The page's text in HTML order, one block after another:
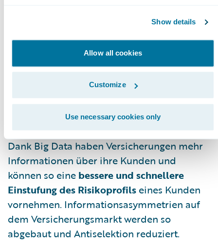
Show details
Allow all cookies
Customize
Use necessary cookies only
innovativer Produkte und Services,
beispielsweise einer individuellen Kfz-
Versicherung sowie Assistenzleistungen.
Durch die automatisierte, schnelle und
Versicherungsvorgängen steigt die
Kundenzufriedenheit.
Dank Big Data haben Versicherungen mehr
Informationen über ihre Kunden und
können so eine bessere und schnellere
Einstufung des Risikoprofils eines Kunden
vornehmen. Informationsasymmetrien auf
dem Versicherungsmarkt werden so
abgebaut und Antiselektion reduziert.